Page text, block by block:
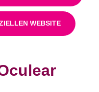
WEBSITE